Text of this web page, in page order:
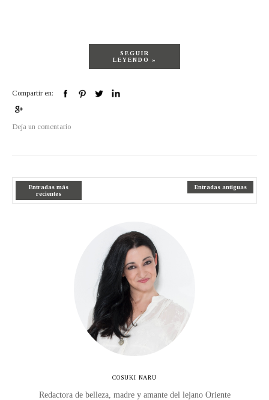
SEGUIR
LEYENDO »
Compartir en:
Deja un comentario
Entradas más
recientes
Entradas antiguas
COSUKI NARU
Redactora de belleza, madre y amante del lejano Oriente